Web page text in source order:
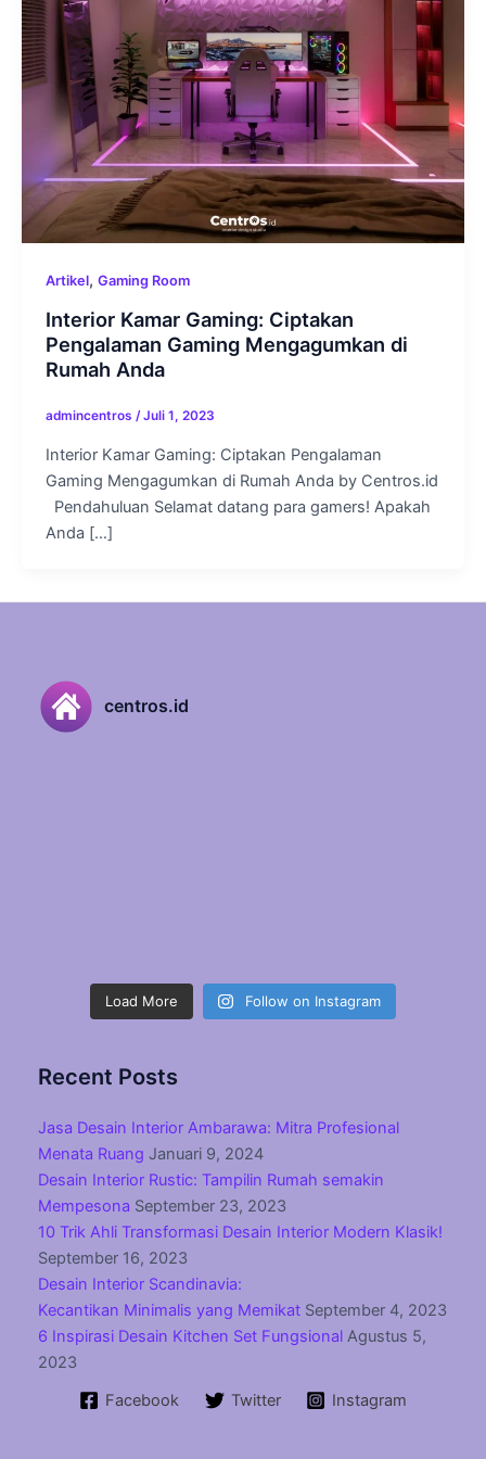
Artikel, Gaming Room
Interior Kamar Gaming: Ciptakan
Pengalaman Gaming Mengagumkan di
Rumah Anda
admincentros /Juli 1, 2023
Interior Kamar Gaming: Ciptakan Pengalaman
Gaming Mengagumkan di Rumah Anda by Centros.id
Pendahuluan Selamat datang para gamers! Apakah
Anda […]
centros.id
Load More Follow on Instagram
Recent Posts
Jasa Desain Interior Ambarawa: Mitra Profesional
Menata Ruang Januari 9, 2024
Desain Interior Rustic: Tampilin Rumah semakin
Mempesona September 23, 2023
10 Trik Ahli Transformasi Desain Interior Modern Klasik!
September 16, 2023
Desain Interior Scandinavia:
Kecantikan Minimalis yang Memikat September 4, 2023
6 Inspirasi Desain Kitchen Set Fungsional Agustus 5,
2023
Facebook
Twitter Instagram